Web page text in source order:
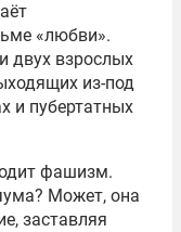
«любви».
двух взрослых
из-под
и пубертатных
фашизм.
Может, она
заставляя